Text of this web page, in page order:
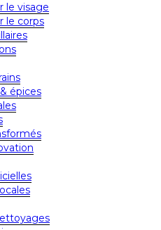
le visage
le corps
épices